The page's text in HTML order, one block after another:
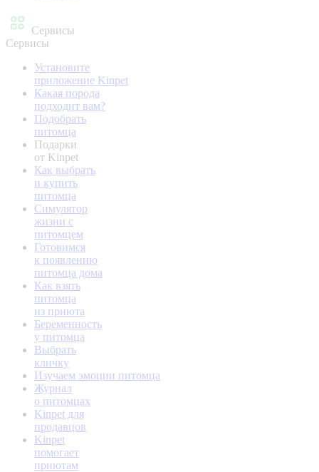
Сервисы
Сервисы
Установите
приложение Kinpet
Какая порода
подходит вам?
Подобрать
питомца
Подарки
от Kinpet
Как выбрать
и купить
питомца
Симулятор
жизни с
питомцем
Готовимся
к появлению
питомца дома
Как взять
питомца
из приюта
Беременность
у питомца
Выбрать
кличку
Изучаем эмоции питомца
Журнал
о питомцах
Kinpet для
продавцов
Kinpet
помогает
приютам